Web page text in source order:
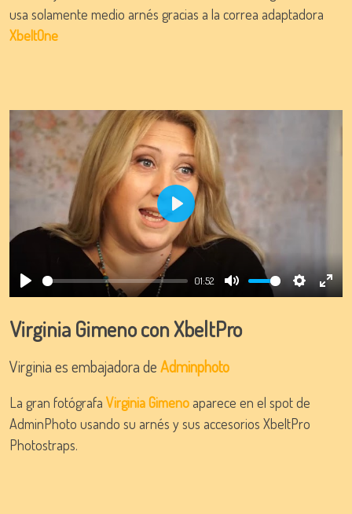
usa solamente medio arnés gracias a la correa adaptadora
XbeltOne
Play
01:52
Mute Settings
Play
Virginia Gimeno con XbeltPro
Virginia es embajadora deAdminphoto
La gran fotógrafa Virginia Gimenoaparece en el spot de
AdminPhoto usando su arnés y sus accesorios XbeltPro
Photostraps.